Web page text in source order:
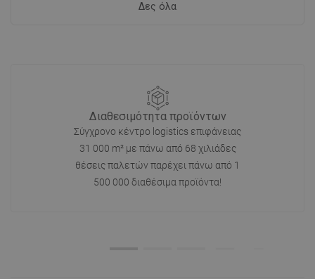
Δες όλα
Διαθεσιμότητα προϊόντων
Σύγχρονο κέντρο logistics επιφάνειας
31 000 m² με πάνω από 68 χιλιάδες
θέσεις παλετών παρέχει πάνω από 1
500 000 διαθέσιμα προϊόντα!